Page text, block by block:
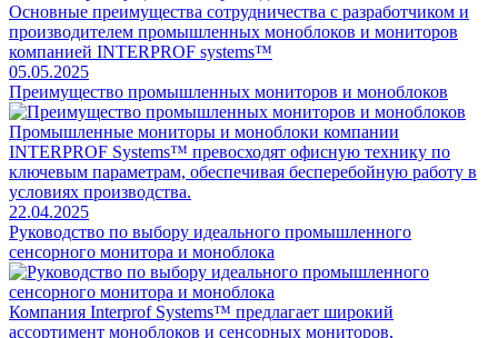
Основные преимущества сотрудничества с разработчиком и
производителем промышленных моноблоков и мониторов
компанией INTERPROF systems™
05.05.2025
Преимущество промышленных мониторов и моноблоков
Промышленные мониторы и моноблоки компании
INTERPROF Systems™ превосходят офисную технику по
ключевым параметрам, обеспечивая бесперебойную работу в
условиях производства.
22.04.2025
Руководство по выбору идеального промышленного
сенсорного монитора и моноблока
Компания Interprof Systems™ предлагает широкий
ассортимент моноблоков и сенсорных мониторов,